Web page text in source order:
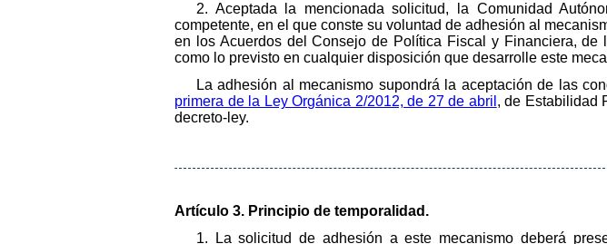
2. Aceptada la mencionada solicitud, la Comunidad
competente, en el que conste su voluntad de adhesión al
en los Acuerdos del Consejo de Política Fiscal y Financiera,
como lo previsto en cualquier disposición que desarrolle este
La adhesión al mecanismo supondrá la aceptación de las
primera de la Ley Orgánica 2/2012, de 27 de abril , de Estabilidad
decreto-ley.
Artículo 3. Principio de temporalidad.
1. La solicitud de adhesión a este mecanismo deberá